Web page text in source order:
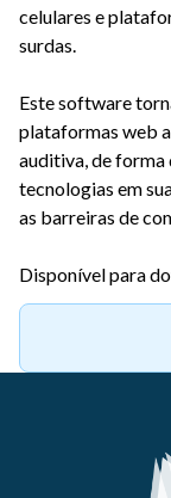
celulares e
surdas.
Este software
plataformas web
auditiva, de forma
tecnologias em
as barreiras de
Disponível para